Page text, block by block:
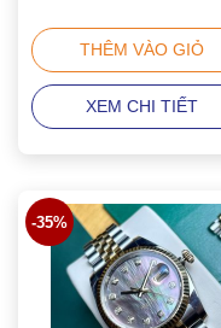
THÊM VÀO GIỎ
XEM CHI TIẾT
-35%